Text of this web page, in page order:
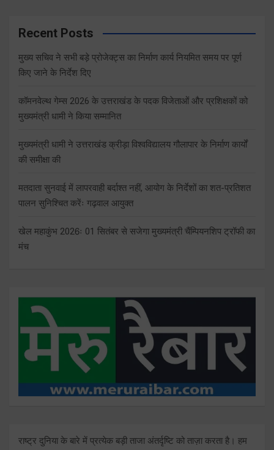
Recent Posts
मुख्य सचिव ने सभी बड़े प्रोजेक्ट्स का निर्माण कार्य नियमित समय पर पूर्ण
किए जाने के निर्देश दिए
कॉमनवेल्थ गेम्स 2026 के उत्तराखंड के पदक विजेताओं और प्रशिक्षकों को
मुख्यमंत्री धामी ने किया सम्मानित
मुख्यमंत्री धामी ने उत्तराखंड क्रीड़ा विश्वविद्यालय गौलापार के निर्माण कार्यों
की समीक्षा की
मतदाता सुनवाई में लापरवाही बर्दाश्त नहीं, आयोग के निर्देशों का शत-प्रतिशत
पालन सुनिश्चित करेंः गढ़वाल आयुक्त
खेल महाकुंभ 2026ः 01 सितंबर से सजेगा मुख्यमंत्री चैंम्पियनशिप ट्रॉफी का
मंच
राष्ट्र दुनिया के बारे में प्रत्येक बड़ी ताजा अंतर्दृष्टि को ताज़ा करता है। हम